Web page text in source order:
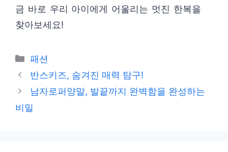
금 바로 우리 아이에게 어울리는 멋진 한복을
찾아보세요!
카
테
리
패션
반스키즈, 숨겨진 매력 탐구!
남자로퍼양말, 발끝까지 완벽함을 완성하는
비밀